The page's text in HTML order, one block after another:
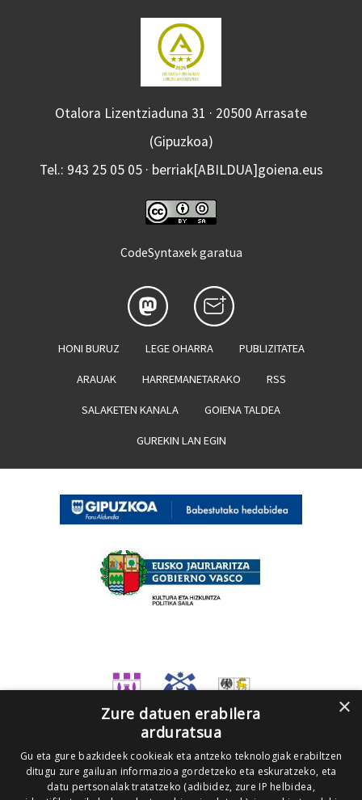
Otalora Lizentziaduna 31 · 20500 Arrasate
(Gipuzkoa)
Tel.: 943 25 05 05 · berriak[ABILDUA]goiena.eus
CodeSyntaxek garatua
HONI BURUZ LEGE OHARRA PUBLIZITATEA
ARAUAK HARREMANETARAKO RSS
SALAKETEN KANALA GOIENA TALDEA
GUREKIN LAN EGIN
×
Zure datuen erabilera
arduratsua
Gu eta gure bazkideek cookieak eta antzeko teknologiak erabiltzen
ditugu zure gailuan informazioa gordetzeko eta eskuratzeko, eta
datu pertsonalak tratatzeko (adibidez, zure IP helbidea,